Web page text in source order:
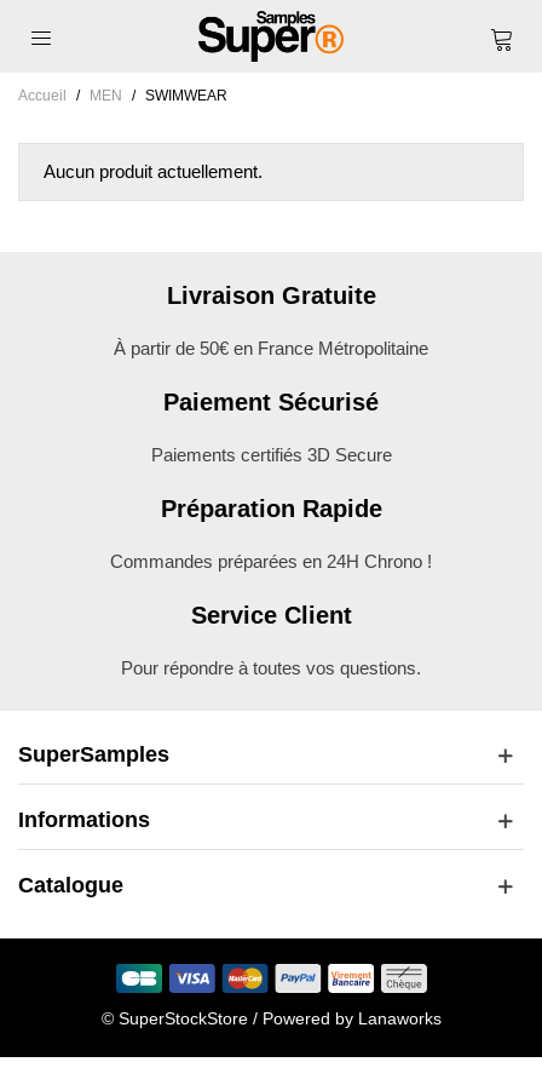
Accueil / MEN / SWIMWEAR
Aucun produit actuellement.
Livraison Gratuite
À partir de 50€ en France Métropolitaine
Paiement Sécurisé
Paiements certifiés 3D Secure
Préparation Rapide
Commandes préparées en 24H Chrono !
Service Client
Pour répondre à toutes vos questions.
SuperSamples
Informations
Catalogue
© SuperStockStore / Powered by Lanaworks